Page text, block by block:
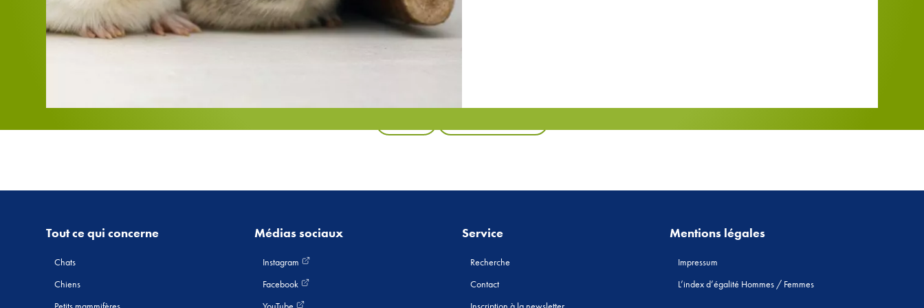
Tout ce qui concerne
Chats
Chiens
Médias sociaux
Instagram
Facebook
Service
Recherche
Contact
Mentions légales
Impressum
L’index d’égalité Hommes / Femmes